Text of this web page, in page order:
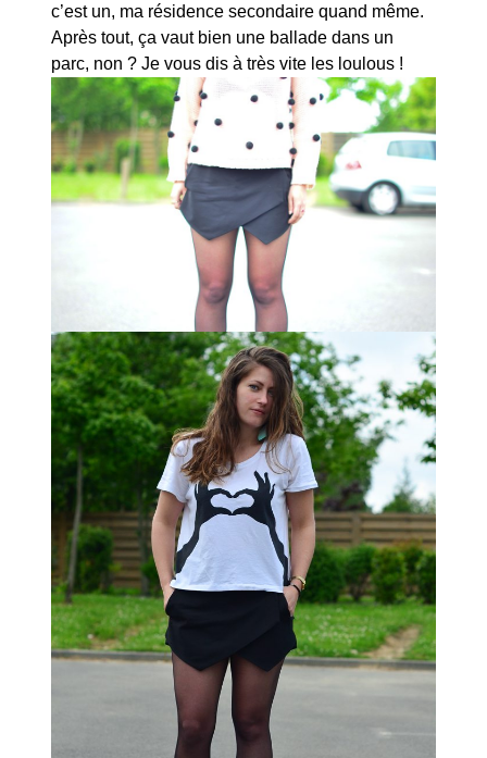
c’est un, ma résidence secondaire quand même.
Après tout, ça vaut bien une ballade dans un
parc, non ? Je vous dis à très vite les loulous !